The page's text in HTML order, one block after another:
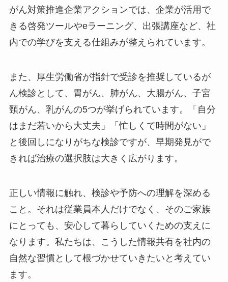
がん対策推進企業アクションでは、企業が活用で
きる啓発ツールやeラーニング、出張講座など、社
内での学びを支える仕組みが整えられています。
また、厚生労働省が指針で受診を推奨しているが
ん検診として、胃がん、肺がん、大腸がん、子宮
頸がん、乳がんの5つが挙げられています。「自分
はまだ若いから大丈夫」「忙しくて時間がない」
と後回しになりがちな検診ですが、早期発見がで
きれば治療の選択肢は大きく広がります。
正しい情報に触れ、検診や予防への理解を深める
こと。それは従業員本人だけでなく、そのご家族
にとっても、安心して暮らしていくための支えに
なります。私たちは、こうした情報共有を社内の
自然な習慣として根づかせていきたいと考えてい
ます。